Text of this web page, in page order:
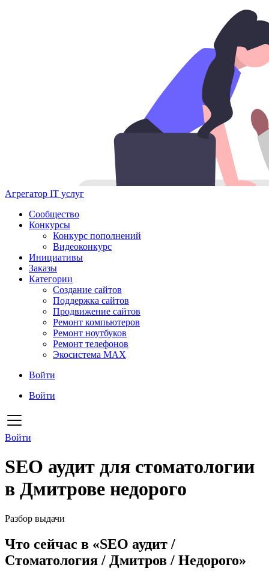
Агрегатор IT услуг
Сообщество
Конкурсы
Конкурс пополнений
Видеоконкурс
Инициативы
Заказы
Категории
Создание сайтов
Поддержка сайтов
Продвижение сайтов
Ремонт компьютеров
Ремонт ноутбуков
Ремонт телефонов
Экосистема MAX
Войти
Войти
Войти
SEO аудит для стоматологии
в Дмитрове недорого
Разбор выдачи
Что сейчас в «SEO аудит /
Стоматология / Дмитров / Недорого»